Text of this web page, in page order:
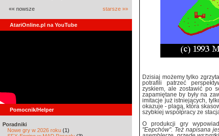
«« nowsze starsze »»
AtariOnline.pl na YouTube
Pomocnik/Helper
Poradniki
Nowe gry w 2026 roku (1)
Dzisiaj możemy tylko
potrafili patrzeć
zyskiem, ale zostawić po
zapamiętane by były na
imitacje już istniejących,
okazuje - plagą, która
szybkiej współpracy ze
O produkcji gry
"Eepchów". Też napisana